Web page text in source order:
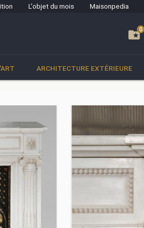
L'objet du mois Maisonpedia
folder_special0
0
ARCHITECTURE EXTÉRIEURE